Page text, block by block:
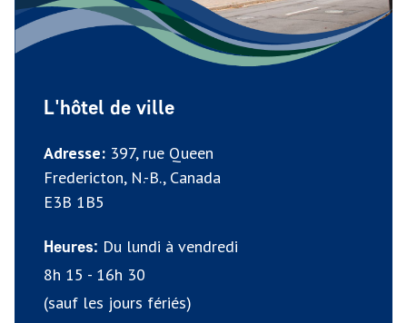
L'hôtel de ville
Adresse: 397, rue Queen
Fredericton, N.-B., Canada
E3B 1B5
Heures: Du lundi à vendredi
8h 15 - 16h 30
(sauf les jours fériés)